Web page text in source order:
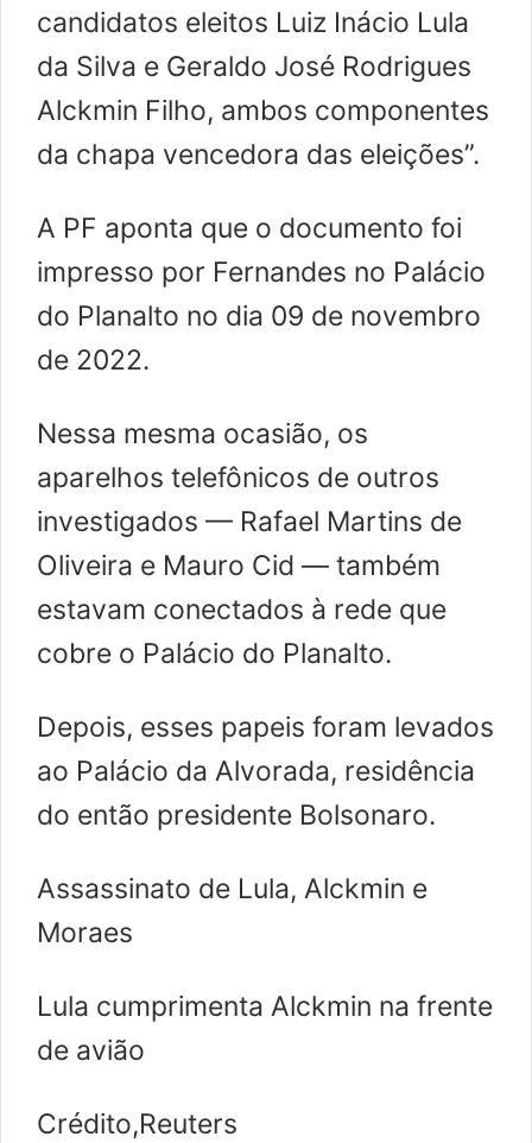
candidatos eleitos Luiz Inácio Lula
da Silva e Geraldo José Rodrigues
Alckmin Filho, ambos componentes
da chapa vencedora das eleições”.
A PF aponta que o documento foi
impresso por Fernandes no Palácio
do Planalto no dia 09 de novembro
de 2022.
Nessa mesma ocasião, os
aparelhos telefônicos de outros
investigados — Rafael Martins de
Oliveira e Mauro Cid — também
estavam conectados à rede que
cobre o Palácio do Planalto.
Depois, esses papeis foram levados
ao Palácio da Alvorada, residência
do então presidente Bolsonaro.
Assassinato de Lula, Alckmin e
Moraes
Lula cumprimenta Alckmin na frente
de avião
Crédito,Reuters